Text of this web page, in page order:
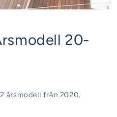
20-
årsmodell från 2020.